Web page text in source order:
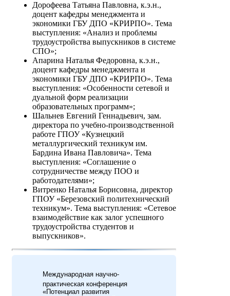
Дорофеева Татьяна Павловна, к.э.н.,
доцент кафедры менеджмента и
экономики ГБУ ДПО «КРИРПО». Тема
выступления: «Анализ и проблемы
трудоустройства выпускников в системе
СПО»;
Апарина Наталья Федоровна, к.э.н.,
доцент кафедры менеджмента и
экономики ГБУ ДПО «КРИРПО». Тема
выступления: «Особенности сетевой и
дуальной форм реализации
образовательных программ»;
Шальнев Евгений Геннадьевич, зам.
директора по учебно-производственной
работе ГПОУ «Кузнецкий
металлургический техникум им.
Бардина Ивана Павловича». Тема
выступления: «Соглашение о
сотрудничестве между ПОО и
работодателями»;
Витренко Наталья Борисовна, директор
ГПОУ «Березовский политехнический
техникум». Тема выступления: «Сетевое
взаимодействие как залог успешного
трудоустройства студентов и
выпускников».
Международная научно-
практическая конференция
«Потенциал развития